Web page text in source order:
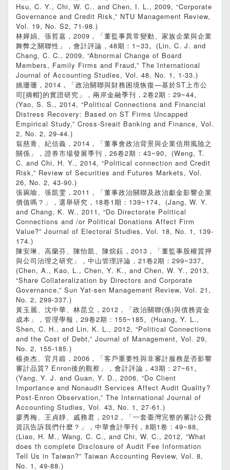
Hsu, C. Y., Chi, W. C., and Chen, I. L., 2009, “Corporate
Governance and Credit Risk,” NTU Management Review,
Vol. 19, No. S2, 71-98.)
林嬋娟、張哲嘉，2009，「董監事異常變動、家族企業與企業
舞弊之關聯性」，會計評論，48期：1~33。(Lin, C. J. and
Chang, C. C., 2009, “Abnormal Change of Board
Members, Family Firms and Fraud,” The International
Journal of Accounting Studies, Vol. 48, No. 1, 1-33.)
姚珊珊，2014，「政治關聯與財務困境恢復—基於ST上市公
司[摘帽]的實證研究」，兩岸金融季刊，2卷2期：29~44。
(Yao, S. S., 2014, “Political Connections and Financial
Distress Recovery: Based on ST Firms Uncapped
Empirical Study,” Cross-Sreait Banking and Finance, Vol.
2, No. 2, 29-44.)
翁慈青、紀信義，2014，「董事會政治背景與企業信用風險之
關係」，證券市場發展季刊，26卷2期：43~90。(Weng, T.
C. and Chi, H. Y., 2014, “Political connection and Credit
Risk,” Review of Securities and Futures Markets, Vol.
26, No. 2, 43-90.)
張琬喻、張凱雯，2011，「董事政治關聯及政治獻金影響企業
價值嗎？」，選舉研究，18卷1期：139~174。(Jang, W. Y.
and Chang, K. W., 2011, “Do Directorate Political
Connections and /or Political Donations Affect Firm
Value?” Journal of Electoral Studies, Vol. 18, No. 1, 139-
174.)
陳安琳、高蘭芬、陳怡凱、陳烷鈺，2013，「董監事股權質押
與公司治理之研究」，中山管理評論，21卷2期：299~337。
(Chen, A., Kao, L., Chen, Y. K., and Chen, W. Y., 2013,
“Share Collateralization by Directors and Corporate
Governance,” Sun Yat-sen Management Review, Vol. 21,
No. 2, 299-337.)
黃玉麗、沈中華、林昆立，2012，「政治關聯(係)與債務資金
成本」，管理學報，29卷2期：155~185。(Huang, Y. L.,
Shen, C. H., and Lin, K. L., 2012, “Political Connections
and the Cost of Debt,” Journal of Management, Vol. 29,
No. 2, 155-185.)
楊炎杰、官月緞，2006，「客戶重要性與非審計服務是否影響
審計品質? Enron後的觀察」，會計評論，43期：27~61。
(Yang, Y. J. and Guan, Y. D., 2006, “Do Client
Importance and Nonaudit Services Affect Audit Quality?
Post-Enron Observation,” The International Journal of
Accounting Studies, Vol. 43, No. 1, 27-61.)
廖秀梅、王貞靜、戚務君，2012，「一套臺灣完整的審計公費
資訊告訴我們什麼？」，中華會計學刊，8期1卷：49~88。
(Liao, H. M., Wang, C. C., and Chi, W. C., 2012, “What
does th complete Disclosure of Audit Fee Information
Tell Us in Taiwan?” Taiwan Accounting Review, Vol. 8,
No. 1, 49-88.)